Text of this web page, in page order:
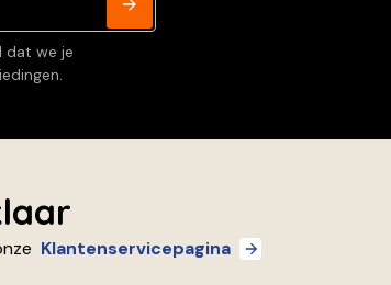
dat we je
Klantenservicepagina